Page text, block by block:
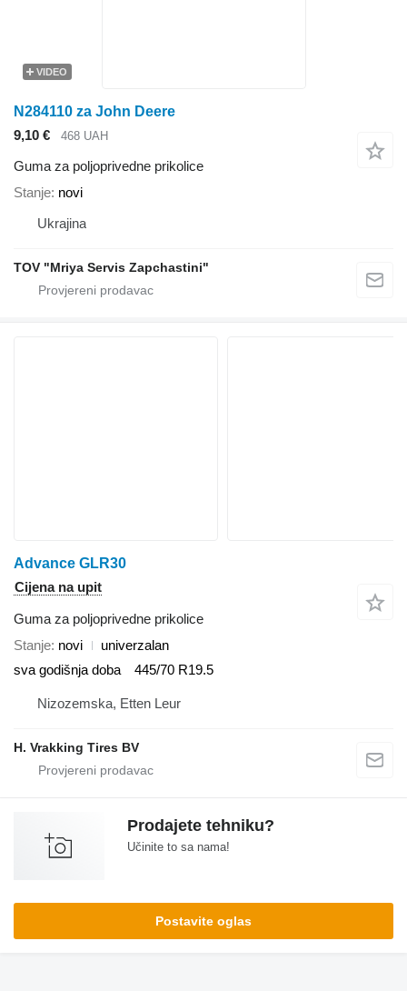
VIDEO
N284110 za John Deere
9,10 €
468 UAH
Guma za poljoprivedne prikolice
Stanje novi
Ukrajina
TOV "Mriya Servis Zapchastini"
Advance GLR30
Cijena na upit
Guma za poljoprivedne prikolice
Stanje novi
univerzalan
sva godišnja doba
445/70 R19.5
Nizozemska, Etten Leur
H. Vrakking Tires BV
Prodajete tehniku?
Učinite to sa nama!
Postavite oglas